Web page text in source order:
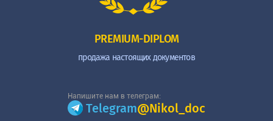
PREMIUM-DIPLOM
продажа настоящих документов
Напишите нам в телеграм:
Telegram@Nikol_doc